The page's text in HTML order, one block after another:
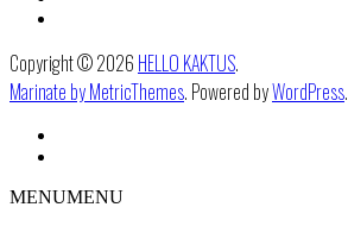
Copyright © 2026 HELLO KAKTUS.
Marinate by MetricThemes. Powered byWordPress.
MENUMENU